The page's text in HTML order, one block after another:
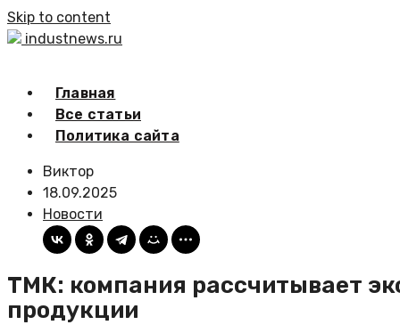
Skip to content
industnews.ru
Главная
Все статьи
Политика сайта
Виктор
18.09.2025
Новости
ТМК: компания рассчитывает
продукции